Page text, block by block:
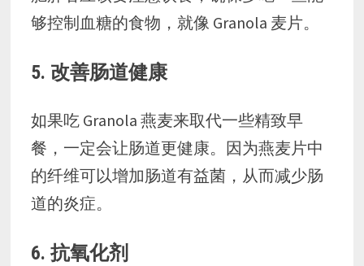
够控制血糖的食物，就像 Granola 麦片。
5. 改善肠道健康
如果吃 Granola 燕麦来取代一些精致早
餐，一定会让肠道更健康。因为燕麦片中
的纤维可以增加肠道有益菌，从而减少肠
道的炎症。
6. 抗氧化剂